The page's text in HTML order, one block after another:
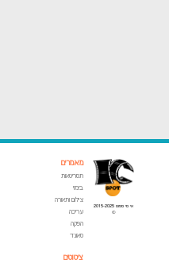
אי סי ספוט 2015-2025
©
מאמרים
תסריטאות
בימוי
צילום ותאורה
עריכה
הפקה
סאונד
ציטוטים